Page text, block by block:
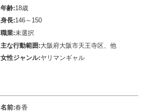
年齢:18歳
身長:146～150
職業:未選択
主な行動範囲:大阪府大阪市天王寺区、他
女性ジャンル:ヤリマンギャル
名前:春香